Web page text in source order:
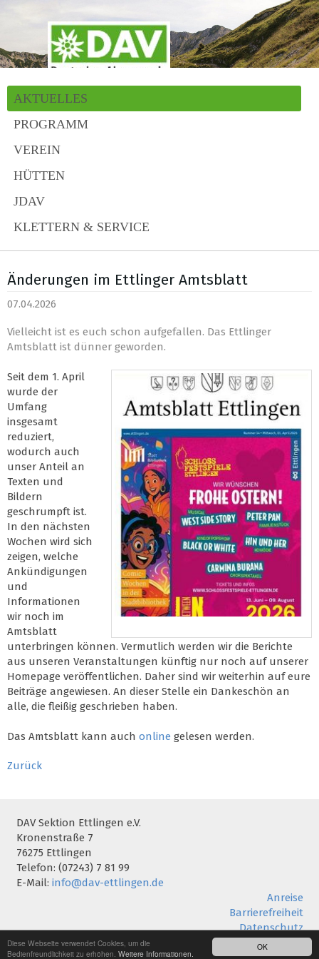
OK
Diese Webseite verwendet Cookies, um die
Bedienfreundlichkeit zu erhöhen. Weitere Informationen.
AKTUELLES
PROGRAMM
VEREIN
HÜTTEN
JDAV
KLETTERN & SERVICE
Änderungen im Ettlinger Amtsblatt
07.04.2026
Vielleicht ist es euch schon aufgefallen. Das Ettlinger
Amtsblatt ist dünner geworden.
Seit dem 1. April
wurde der
Umfang
insgesamt
reduziert,
wodurch auch
unser Anteil an
Texten und
Bildern
geschrumpft ist.
In den nächsten
Wochen wird sich
zeigen, welche
Ankündigungen
und
Informationen
wir noch im
Amtsblatt
unterbringen können. Vermutlich werden wir die Berichte
aus unseren Veranstaltungen künftig nur noch auf unserer
Homepage veröffentlichen. Daher sind wir weiterhin auf eure
Beiträge angewiesen. An dieser Stelle ein Dankeschön an
alle, die fleißig geschrieben haben.
Das Amtsblatt kann auch online gelesen werden.
Zurück
DAV Sektion Ettlingen e.V.
Kronenstraße 7
76275 Ettlingen
Telefon: (07243) 7 81 99
E-Mail: info@dav-ettlingen.de
Anreise
Barrierefreiheit
Datenschutz
Impressum